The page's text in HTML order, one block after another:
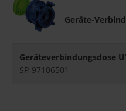
Geräte-
Geräteverbindungsdose
SP-97106501